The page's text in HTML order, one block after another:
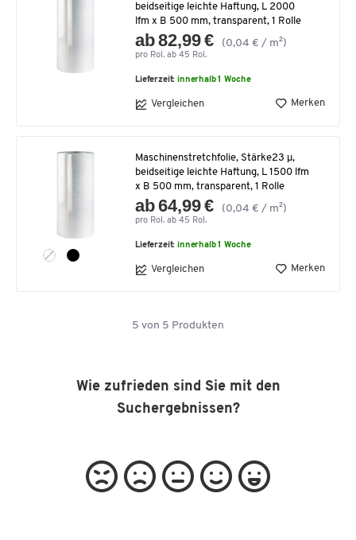
beidseitige leichte Haftung, L 2000
lfm x B 500 mm, transparent, 1 Rolle
ab 82,99 € (0,04 € / m²)
pro Rol. ab 45 Rol.
Lieferzeit:innerhalb 1 Woche
Vergleichen Merken
Maschinenstretchfolie, Stärke23 µ,
beidseitige leichte Haftung, L 1500 lfm
x B 500 mm, transparent, 1 Rolle
ab 64,99 € (0,04 € / m²)
pro Rol. ab 45 Rol.
Lieferzeit:innerhalb 1 Woche
Vergleichen Merken
5 von 5 Produkten
Wie zufrieden sind Sie mit den
Suchergebnissen?